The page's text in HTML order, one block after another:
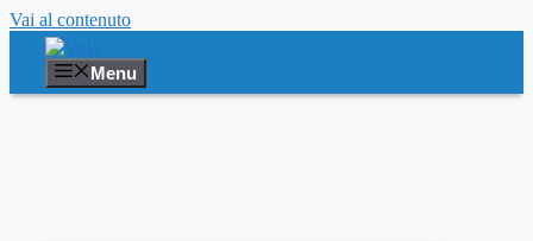
Vai al contenuto
Menu